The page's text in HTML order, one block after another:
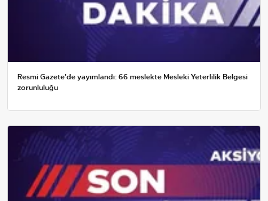
Resmi Gazete'de yayımlandı: 66 meslekte Mesleki Yeterlilik Belgesi
zorunluluğu